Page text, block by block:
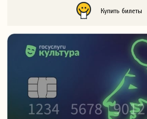
Купить билеты